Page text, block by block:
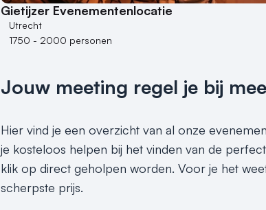
Gietijzer Evenementenlocatie
Utrecht
1750 - 2000 personen
Jouw meeting regel je bij
Hier vind je een overzicht van al onze
je kosteloos helpen bij het vinden van de
klik op direct geholpen worden. Voor je het
scherpste prijs.